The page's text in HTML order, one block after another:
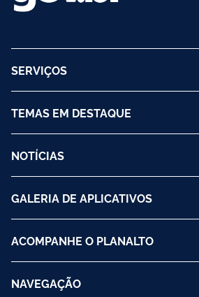
SERVIÇOS
TEMAS EM DESTAQUE
NOTÍCIAS
GALERIA DE APLICATIVOS
ACOMPANHE O PLANALTO
NAVEGAÇÃO